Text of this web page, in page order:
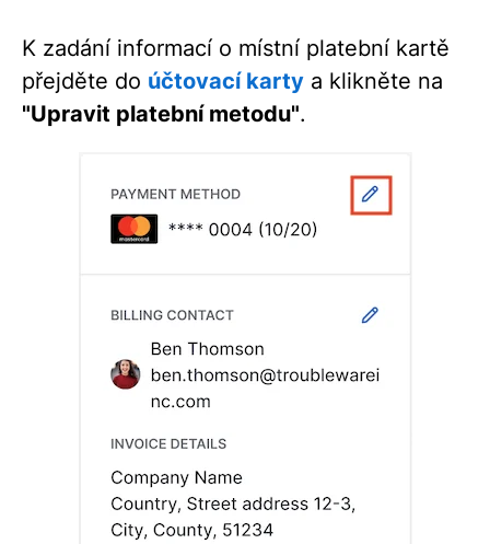
K zadání informací o místní platební kartě
přejděte do účtovací karty a klikněte na
"Upravit platební metodu".